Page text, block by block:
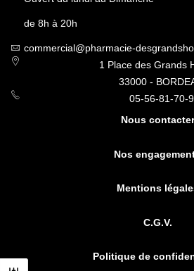
de 8h à 20h
commercial@pharmacie-
1 Place des Grands
33000 -
05-56-81-70-
Nous contacter
Nos
Mentions
C.G.V.
Politique de